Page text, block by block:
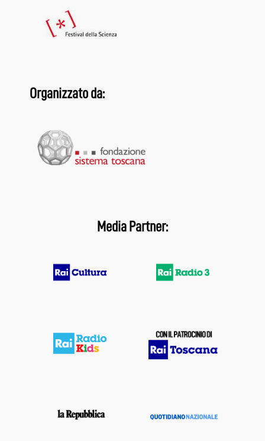
Organizzato da:
Media Partner: